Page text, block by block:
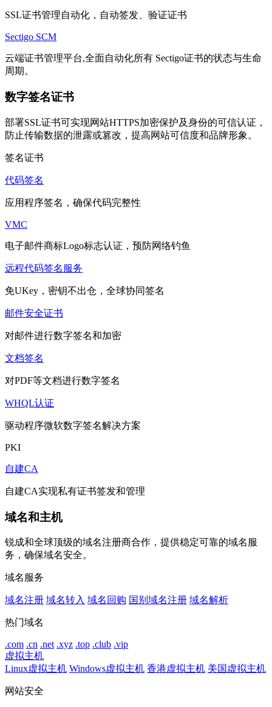
SSL证书管理自动化，自动签发、验证证书
Sectigo SCM
云端证书管理平台,全面自动化所有 Sectigo证书的状态与生命
周期。
数字签名证书
部署SSL证书可实现网站HTTPS加密保护及身份的可信认证，
防止传输数据的泄露或篡改，提高网站可信度和品牌形象。
签名证书
代码签名
应用程序签名，确保代码完整性
VMC
电子邮件商标Logo标志认证，预防网络钓鱼
远程代码签名服务
免UKey，密钥不出仓，全球协同签名
邮件安全证书
对邮件进行数字签名和加密
文档签名
对PDF等文档进行数字签名
WHQL认证
驱动程序微软数字签名解决方案
PKI
自建CA
自建CA实现私有证书签发和管理
域名和主机
锐成和全球顶级的域名注册商合作，提供稳定可靠的域名服
务，确保域名安全。
域名服务
域名注册 域名转入 域名回购 国别域名注册 域名解析
热门域名
.com .cn .net .xyz .top .club .vip
虚拟主机
Linux虚拟主机 Windows虚拟主机 香港虚拟主机 美国虚拟主机
网站安全